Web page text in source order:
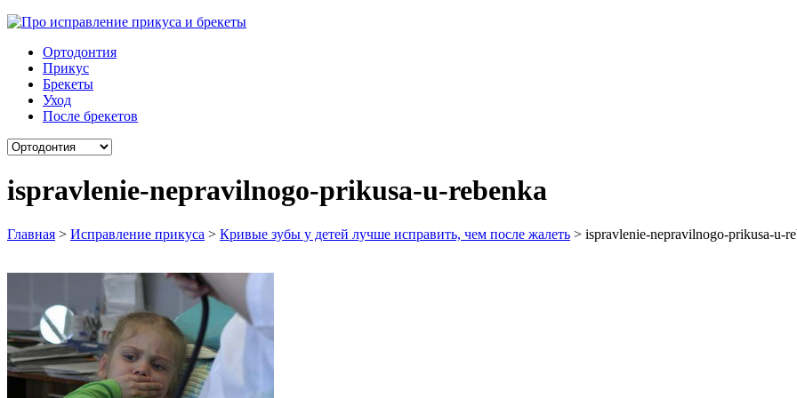
Ортодонтия
Прикус
Брекеты
Уход
После брекетов
ispravlenie-nepravilnogo-prikusa-u-rebenka
Главная > Исправление прикуса > Кривые зубы у детей лучше исправить, чем после жалеть > ispravlenie-nepravilnogo-prikusa-u-